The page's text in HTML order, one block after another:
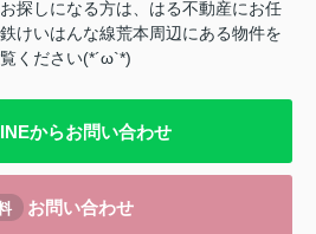
探しになる方は、はる不動産にお任
けいはんな線荒本周辺にある物件を
ください(*´ω`*)
からお問い合わせ
お問い合わせ